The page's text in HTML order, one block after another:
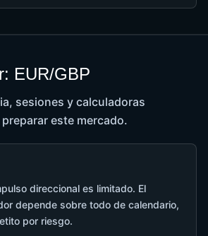
EUR/GBP
sesiones y calculadoras
este mercado.
direccional es limitado. El
depende sobre todo de calendario,
por riesgo.